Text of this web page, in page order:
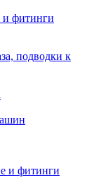
фитинги
подводки к
и фитинги